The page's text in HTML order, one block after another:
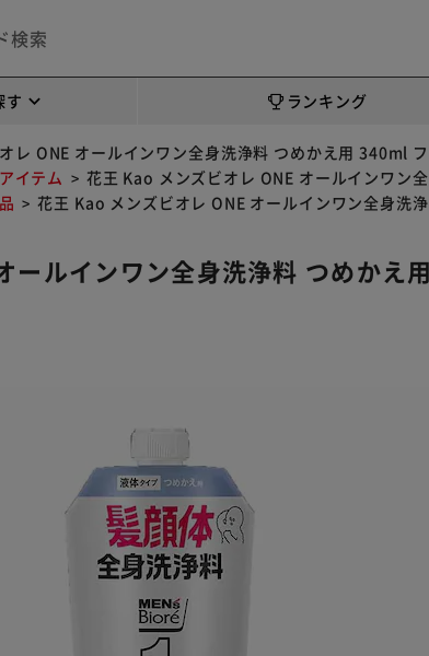
す ランキング
レ ONE オールインワン全身洗浄料 つめかえ用 340ml
イテム
花王 Kao メンズビオレ ONE オールインワン
花王 Kao メンズビオレ ONE オールインワン全身洗
ルインワン全身洗浄料 つめかえ用